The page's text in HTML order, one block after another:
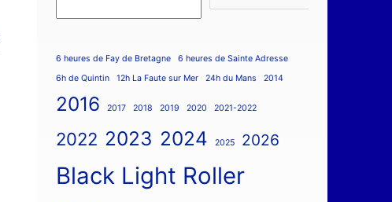
6 heures de Fay de Bretagne
6 heures de Sainte Adresse
6h de Quintin
12h La Faute sur Mer 24h du Mans 2014
2016 2017 2018 2019 2020 2021-2022
2022 2023 2024 2025 2026
Black Light Roller